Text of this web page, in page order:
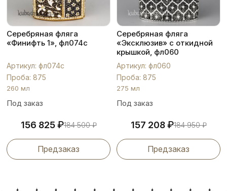
Серебряная фляга
«Финифть 1», фл074с
Артикул: фл074с
Проба: 875
260 мл
Под заказ
156 825₽184 500₽
Предзаказ
Серебряная фляга
«Эксклюзив» с откидной
крышкой, фл060
Артикул: фл060
Проба: 875
275 мл
Под заказ
157 208₽184 950₽
Предзаказ